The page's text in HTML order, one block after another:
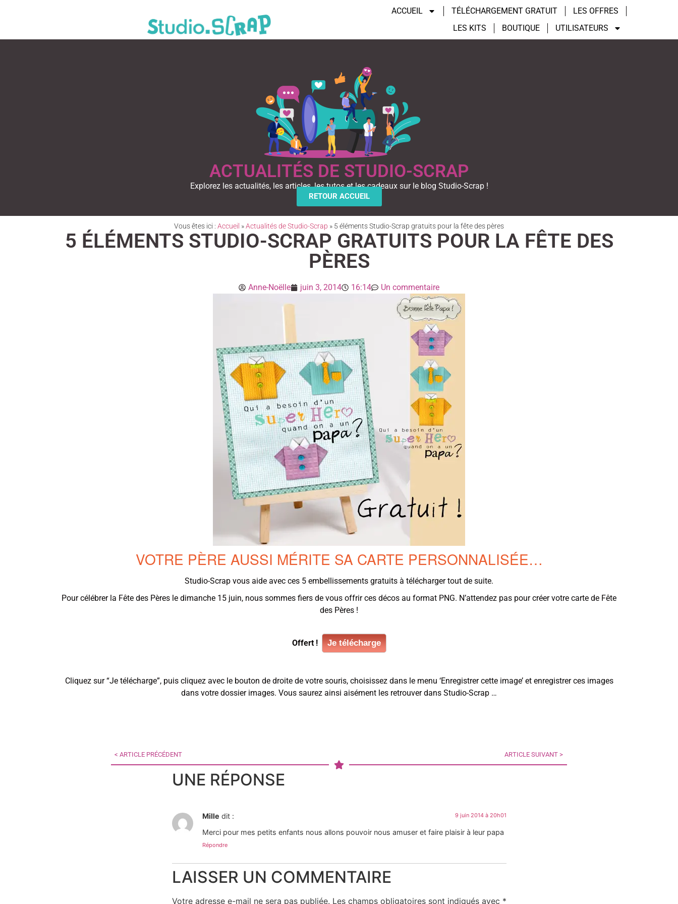
ACCUEIL TÉLÉCHARGEMENT GRATUIT
LES OFFRES
LES KITS
BOUTIQUE UTILISATEURS
ACTUALITÉS DE STUDIO-SCRAP
Explorez les actualités, les articles, les tutos et les cadeaux sur le blog Studio-Scrap !
RETOUR ACCUEIL
Vous êtes ici : Accueil »Actualités de Studio-Scrap » 5 éléments Studio-Scrap gratuits pour la fête des pères
5 ÉLÉMENTS STUDIO-SCRAP GRATUITS POUR LA FÊTE DES
PÈRES
Anne-Noëlle juin 3, 2014 16:14 Un commentaire
VOTRE PÈRE AUSSI MÉRITE SA CARTE PERSONNALISÉE…
Studio-Scrap vous aide avec ces 5 embellissements gratuits à télécharger tout de suite.
Pour célébrer la Fête des Pères le dimanche 15 juin, nous sommes fiers de vous offrir ces décos au format PNG. N’attendez pas pour créer votre carte de Fête
des Pères !
Offert ! Je télécharge
Cliquez sur “Je télécharge”, puis cliquez avec le bouton de droite de votre souris, choisissez dans le menu ‘Enregistrer cette image’ et enregistrer ces images
dans votre dossier images. Vous saurez ainsi aisément les retrouver dans Studio-Scrap …
< ARTICLE PRÉCÉDENT ARTICLE SUIVANT >
UNE RÉPONSE
Mille dit : 9 juin 2014 à 20h01
Merci pour mes petits enfants nous allons pouvoir nous amuser et faire plaisir à leur papa
Répondre
LAISSER UN COMMENTAIRE
Votre adresse e-mail ne sera pas publiée. Les champs obligatoires sont indiqués avec *